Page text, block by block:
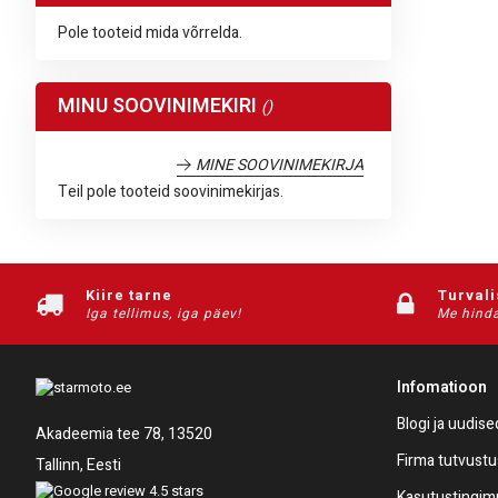
Pole tooteid mida võrrelda.
MINU SOOVINIMEKIRI
MINE SOOVINIMEKIRJA
Teil pole tooteid soovinimekirjas.
Kiire tarne
Iga tellimus, iga päev! Me
Akadeemia tee 78, 13520
Tallinn, Eesti
Infomatioon
Blogi ja
Firma